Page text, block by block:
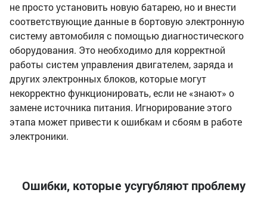
не просто установить новую батарею, но и внести
соответствующие данные в бортовую электронную
систему автомобиля с помощью диагностического
оборудования. Это необходимо для корректной
работы систем управления двигателем, заряда и
других электронных блоков, которые могут
некорректно функционировать, если не «знают» о
замене источника питания. Игнорирование этого
этапа может привести к ошибкам и сбоям в работе
электроники.
Ошибки, которые усугубляют проблему